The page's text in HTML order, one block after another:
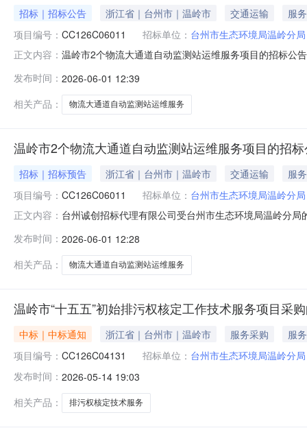
招标｜招标公告 浙江省｜台州市｜温岭市 交通运输
服务
项目编号： CC126C06011 招标单位： 台州市生态环境局温岭分局
正文内容： 温岭市2个物流大通道自动监测站运维服务项目的招标公
简要规格描述1温岭市2个物流大通道自动监测站运维服
件：1.具有独立承担民事
发布时间： 2026-06-01 12:39
相关产品：
物流大通道自动监测站运维服务
温岭市2个物流大通道自动监测站运维服务项目的招
招标｜招标预告 浙江省｜台州市｜温岭市 交通运输
服务
项目编号： CC126C06011 招标单位： 台州市生态环境局温岭分局
正文内容： 台州诚创招标代理有限公司受台州市生态环境局温岭分
详见招标文件采购需求。四、招标类型：委托代理招标
计制度；3.具有履
发布时间： 2026-06-01 12:28
相关产品：
物流大通道自动监测站运维服务
温岭市“十五五”初始排污权核定工作技术服务项目采
中标｜中标通知 浙江省｜台州市｜温岭市 服务采购
服务
项目编号： CC126C04131 招标单位： 台州市生态环境局温岭分局
发布时间： 2026-05-14 19:03
相关产品：
排污权核定技术服务